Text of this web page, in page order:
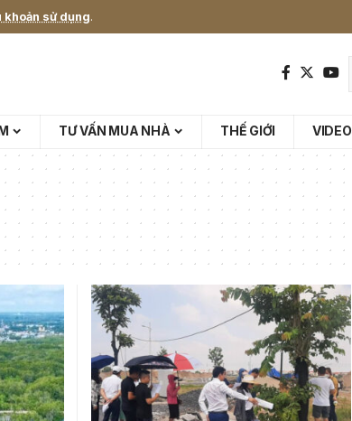
khoản sử dụng.
TƯ VẤN MUA NHÀ THẾ GIỚI VIDEO